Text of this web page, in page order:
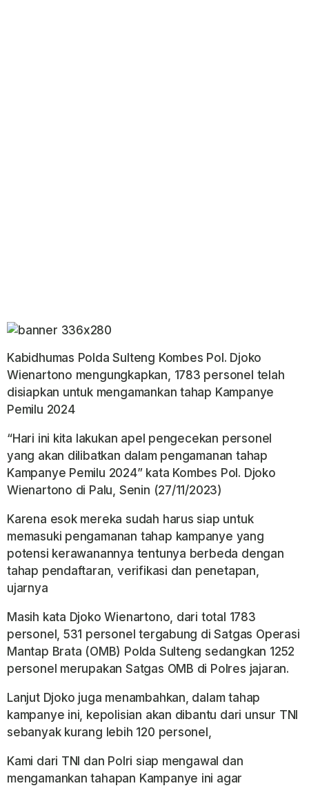
Kabidhumas Polda Sulteng Kombes Pol. Djoko
Wienartono mengungkapkan, 1783 personel telah
disiapkan untuk mengamankan tahap Kampanye
Pemilu 2024
“Hari ini kita lakukan apel pengecekan personel
yang akan dilibatkan dalam pengamanan tahap
Kampanye Pemilu 2024” kata Kombes Pol. Djoko
Wienartono di Palu, Senin (27/11/2023)
Karena esok mereka sudah harus siap untuk
memasuki pengamanan tahap kampanye yang
potensi kerawanannya tentunya berbeda dengan
tahap pendaftaran, verifikasi dan penetapan,
ujarnya
Masih kata Djoko Wienartono, dari total 1783
personel, 531 personel tergabung di Satgas Operasi
Mantap Brata (OMB) Polda Sulteng sedangkan 1252
personel merupakan Satgas OMB di Polres jajaran.
Lanjut Djoko juga menambahkan, dalam tahap
kampanye ini, kepolisian akan dibantu dari unsur TNI
sebanyak kurang lebih 120 personel,
Kami dari TNI dan Polri siap mengawal dan
mengamankan tahapan Kampanye ini agar